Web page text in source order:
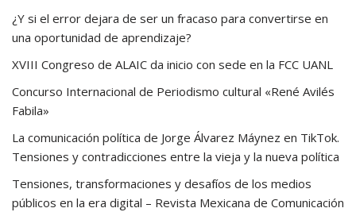
¿Y si el error dejara de ser un fracaso para convertirse en
una oportunidad de aprendizaje?
XVIII Congreso de ALAIC da inicio con sede en la FCC UANL
Concurso Internacional de Periodismo cultural «René Avilés
Fabila»
La comunicación política de Jorge Álvarez Máynez en TikTok.
Tensiones y contradicciones entre la vieja y la nueva política
Tensiones, transformaciones y desafíos de los medios
públicos en la era digital – Revista Mexicana de Comunicación